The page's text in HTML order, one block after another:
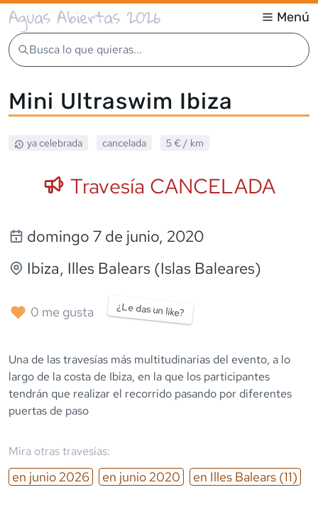
Aguas Abiertas 2026 Menú
Busca lo que quieras...
Mini Ultraswim Ibiza
ya celebrada cancelada 5 € / km
Travesía CANCELADA
domingo 7 de junio, 2020
Ibiza, Illes Balears (Islas Baleares)
0 me gusta ¿Le das un like?
Una de las travesías más multitudinarias del evento, a lo
largo de la costa de Ibiza, en la que los participantes
tendrán que realizar el recorrido pasando por diferentes
puertas de paso
Mira otras travesías:
en junio 2026 en junio 2020 en Illes Balears (11)